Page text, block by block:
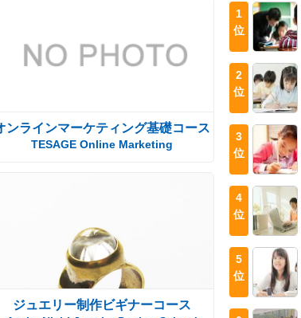
ンラインマーケティング基礎コース
TESAGE Online Marketing
ジュエリー制作ビギナーコース
1
位
2
位
3
位
4
位
5
位